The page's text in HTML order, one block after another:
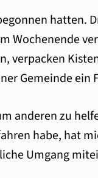
hatten.
Wochenende
verpacken
Gemeinde ein
anderen zu
habe, hat
Umgang